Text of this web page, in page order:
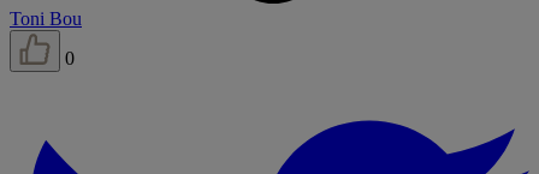
Toni Bou
0